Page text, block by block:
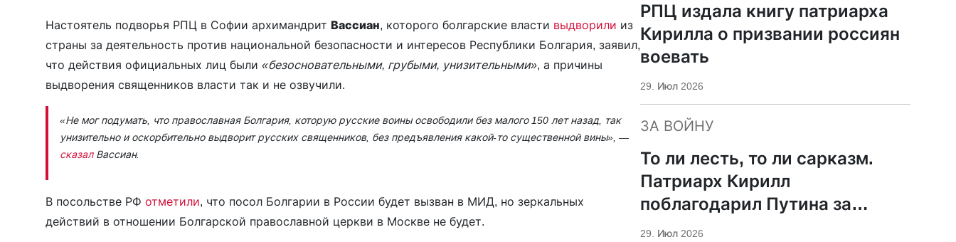
Настоятель подворья РПЦ в Софии архимандрит Вассиан, которого болгарские власти выдворили из
страны за деятельность против национальной безопасности и интересов Республики Болгария, заявил,
что действия официальных лиц были «безосновательными, грубыми, унизительными», а причины
выдворения священников власти так и не озвучили.
«Не мог подумать, что православная Болгария, которую русские воины освободили без малого 150 лет назад, так
унизительно и оскорбительно выдворит русских священников, без предъявления какой-то существенной вины» , —
сказал Вассиан.
В посольстве РФ отметили, что посол Болгарии в России будет вызван в МИД, но зеркальных
действий в отношении Болгарской православной церкви в Москве не будет.
РПЦ издала книгу патриарха
Кирилла о призвании россиян
воевать
29. Июл 2026
ЗА ВОЙНУ
То ли лесть, то ли сарказм.
Патриарх Кирилл
поблагодарил Путина за
защиту суверенитета и
29. Июл 2026